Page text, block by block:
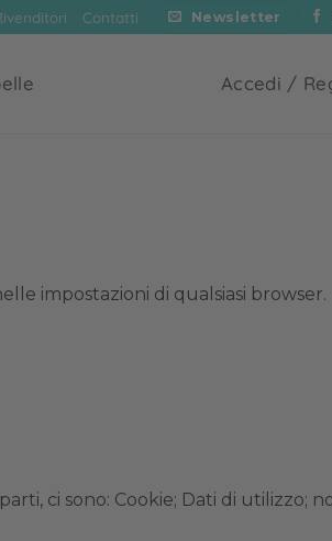
Contatti Newsletter
Accedi /
impostazioni di qualsiasi browser.
ci sono: Cookie; Dati di utilizzo;